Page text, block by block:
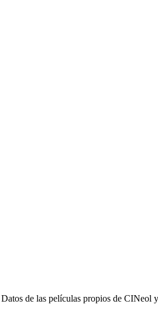
de las películas propios de CINeol